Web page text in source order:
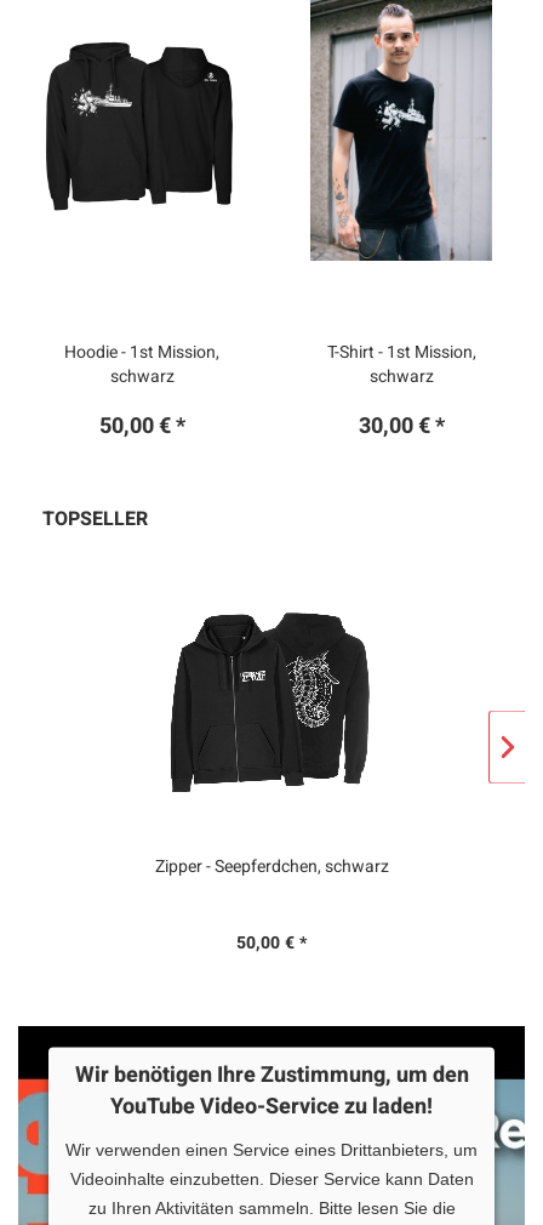
TOPSELLER
Zipper - Seepferdchen, schwarz
50,00 € *
Wir benötigen Ihre Zustimmung, um den
YouTube Video-Service zu laden!
Wir verwenden einen Service eines Drittanbieters, um
Videoinhalte einzubetten. Dieser Service kann Daten
zu Ihren Aktivitäten sammeln. Bitte lesen Sie die
T-Shirt - 1st Mission,
schwarz
30,00 € *
Hoodie - 1st Mission,
schwarz
50,00 € *